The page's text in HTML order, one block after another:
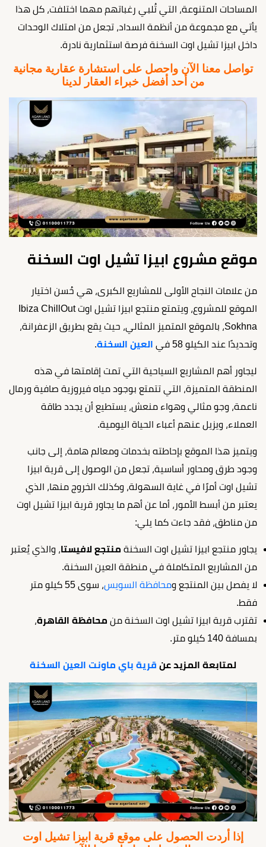
المساحات المتنوعة، التي تُلبي رغباتهم مهما اختلفت، كل هذا
يأتي مع مجموعة من أنظمة السداد، تجعل من امتلاك الوحدات
داخل ابيزا تشيل اوت السخنة فرصة استثمارية نادرة.
تواصل معنا الآن واحصل على استشارة عقارية مجانية
من أحد أفضل خبراء العقار لدينا
موقع مشروع ابيزا تشيل اوت السخنة
من علامات النجاح الأولى للمشاريع الكبرى، هي حُسن اختيار
الموقع للمشروع، ويتمتع منتجع ابيزا تشيل اوت Ibiza ChillOut
Sokhna، بالموقع المتميز المثالي، حيث يقع بطريق الزعفرانة،
وتحديدًا عند الكيلو 58 في
العين السخنة.
ليجاور أهم المشاريع السياحية التي تمت إقامتها في هذه
المنطقة المتميزة، التي تتمتع بوجود مياه فيروزية صافية ورمال
ناعمة، وجو مثالي وهواء منعش، يستطيع أن يجدد طاقة
العملاء، ويزيل عنهم أعباء الحياة اليومية.
ويتميز هذا الموقع بإحاطته بخدمات ومعالم هامة، إلى جانب
وجود طرق ومحاور أساسية، تجعل من الوصول إلى قرية ابيزا
تشيل اوت أمرًا في غاية السهولة، وكذلك الخروج منها، الذي
يعتبر من أبسط الأمور، أما عن أهم ما يجاور قرية ابيزا تشيل اوت
من مناطق، فقد جاءت كما يلي:
يجاور منتجع ابيزا تشيل اوت السخنة منتجع لافيستا، والذي يُعتبر
من المشاريع المتكاملة في منطقة العين السخنة.
لا يفصل بين المنتجع ومحافظة السويس
، سوى 55 كيلو متر
فقط.
تقترب قرية ابيزا تشيل اوت السخنة من محافظة القاهرة،
بمسافة 140 كيلو متر.
لمتابعة المزيد عن قرية باي ماونت العين السخنة
إذا أردت الحصول على موقع قرية ابيزا تشيل اوت